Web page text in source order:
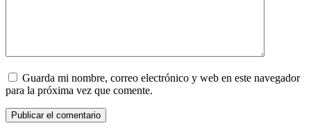
Guarda mi nombre, correo electrónico y web en este navegador
para la próxima vez que comente.